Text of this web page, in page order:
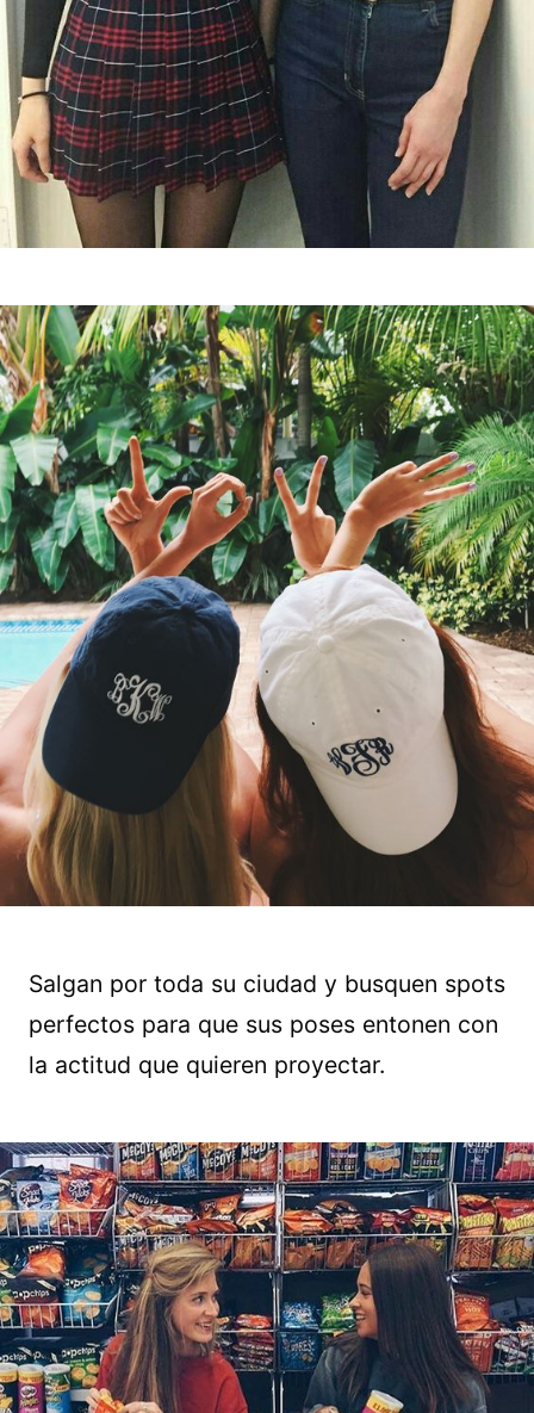
Salgan por toda su ciudad y busquen spots
perfectos para que sus poses entonen con
la actitud que quieren proyectar.